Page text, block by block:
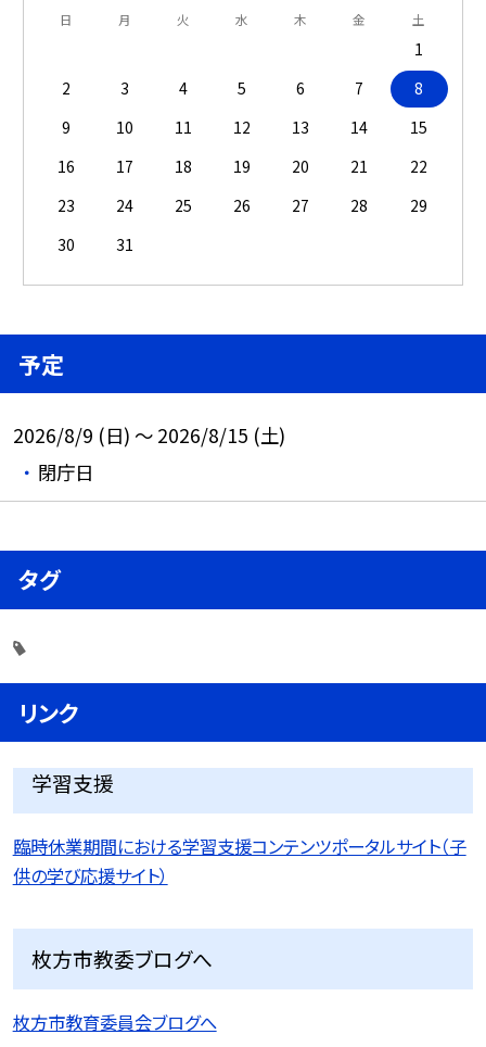
日 月 火 水 木 金 土
1
2
3 4 5 6 7
8
9
10 11 12 13 14
15
16
17 18 19 20 21
22
23
24 25 26 27 28
29
30
31
予定
2026/8/9 (日) ～ 2026/8/15 (土)
閉庁日
タグ
リンク
学習支援
臨時休業期間における学習支援コンテンツポータルサイト（子
供の学び応援サイト）
枚方市教委ブログへ
枚方市教育委員会ブログへ